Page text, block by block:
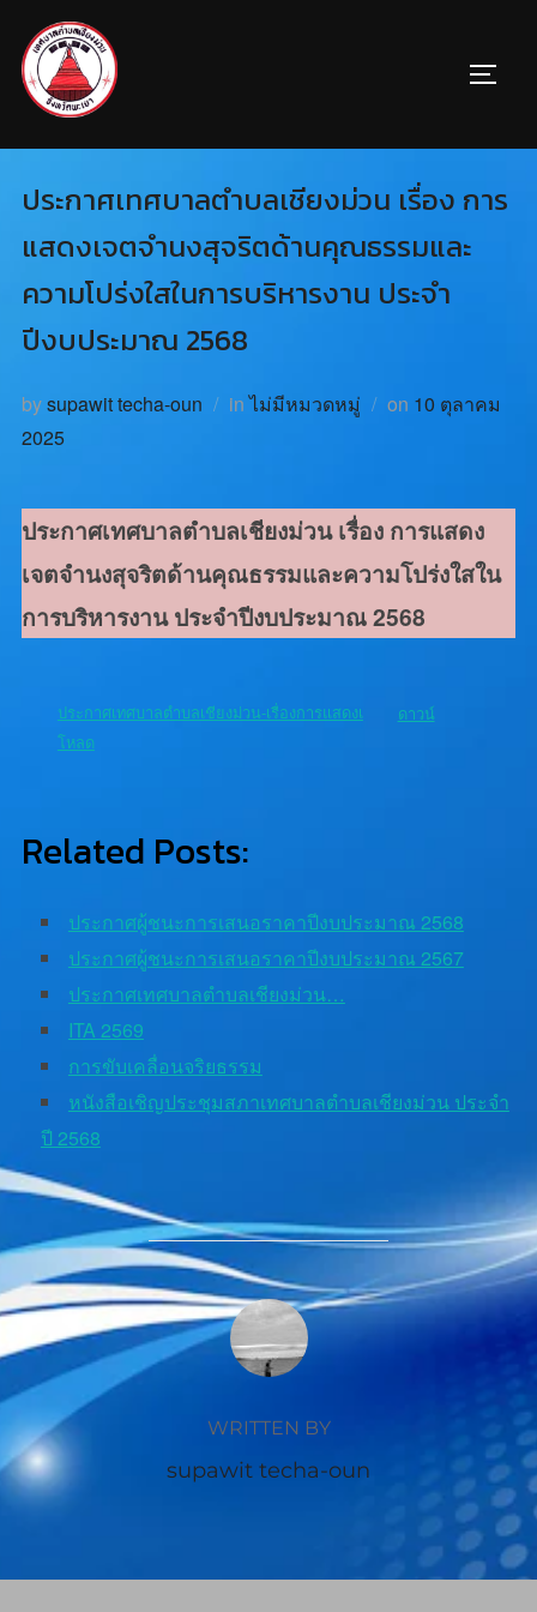
ประกาศเทศบาลตำบลเชียงม่วน เรื่อง การ
แสดงเจตจำนงสุจริตด้านคุณธรรมและ
ความโปร่งใสในการบริหารงาน ประจำ
ปีงบประมาณ 2568
bysupawit techa-oun inไม่มีหมวดหมู่ on 10 ตุลาคม
2025
ประกาศเทศบาลตำบลเชียงม่วน เรื่อง การแสดง
เจตจำนงสุจริตด้านคุณธรรมและความโปร่งใสใน
การบริหารงาน ประจำปีงบประมาณ 2568
ประกาศเทศบาลตำบลเชียงม่วน-เรื่องการแสดงเ
ดาวน์
โหลด
Related Posts:
ประกาศผู้ชนะการเสนอราคาปีงบประมาณ 2568
ประกาศผู้ชนะการเสนอราคาปีงบประมาณ 2567
ประกาศเทศบาลตำบลเชียงม่วน…
ITA 2569
การขับเคลื่อนจริยธรรม
หนังสือเชิญประชุมสภาเทศบาลตำบลเชียงม่วน ประจำ
ปี 2568
POST AUTHOR
WRITTEN BY
supawit techa-oun